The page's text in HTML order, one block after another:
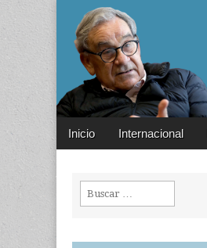
Main
Skip
Inicio Internacional
Buscar: